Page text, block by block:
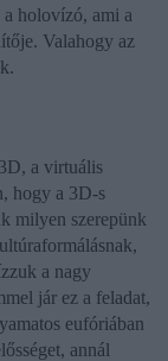
a holovízó, ami a
Valahogy az
a virtuális
hogy a 3D-s
milyen szerepünk
a nagy
jár ez a feladat,
eufóriában
annál